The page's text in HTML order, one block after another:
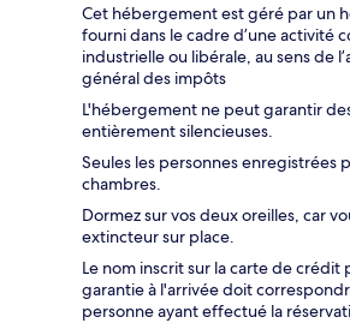
Cet hébergement est géré par un
fourni dans le cadre d’une activité
industrielle ou libérale, au sens de
général des impôts
L'hébergement ne peut garantir
entièrement silencieuses.
Seules les personnes enregistrées
chambres.
Dormez sur vos deux oreilles, car
extincteur sur place.
Le nom inscrit sur la carte de
garantie à l'arrivée doit
personne ayant effectué la